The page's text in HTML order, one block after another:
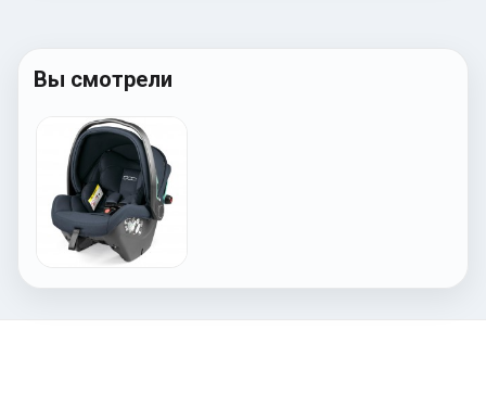
Вы смотрели